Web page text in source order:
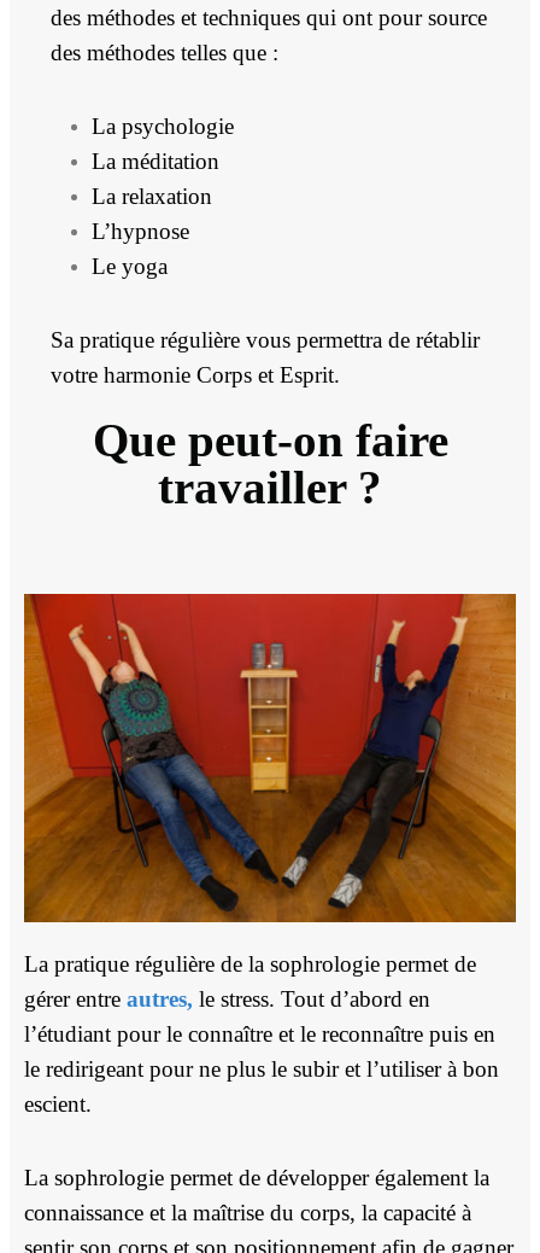
des méthodes et techniques qui ont pour source
des méthodes telles que :
La psychologie
La méditation
La relaxation
L’hypnose
Le yoga
Sa pratique régulière vous permettra de rétablir
votre harmonie Corps et Esprit.
Que peut-on faire
travailler ?
La pratique régulière de la sophrologie permet de
gérer entre autres, le stress. Tout d’abord en
l’étudiant pour le connaître et le reconnaître puis en
le redirigeant pour ne plus le subir et l’utiliser à bon
escient.
La sophrologie permet de développer également la
connaissance et la maîtrise du corps, la capacité à
sentir son corps et son positionnement afin de gagner